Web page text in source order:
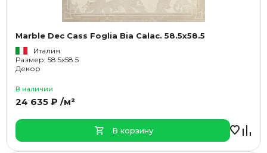
Marble Dec Cass Foglia Bia Calac. 58.5x58.5
Италия
Размер: 58.5x58.5
Декор
В наличии
24 635 ₽ /м²
В корзину